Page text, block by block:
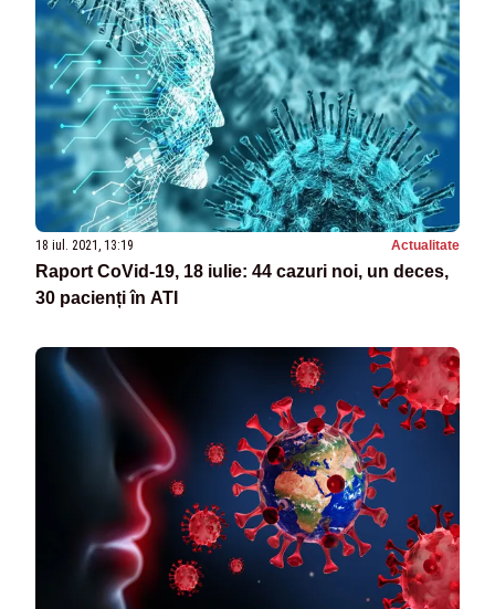
18 iul. 2021, 13:19 Actualitate
Raport CoVid-19, 18 iulie: 44 cazuri noi, un deces,
30 pacienți în ATI